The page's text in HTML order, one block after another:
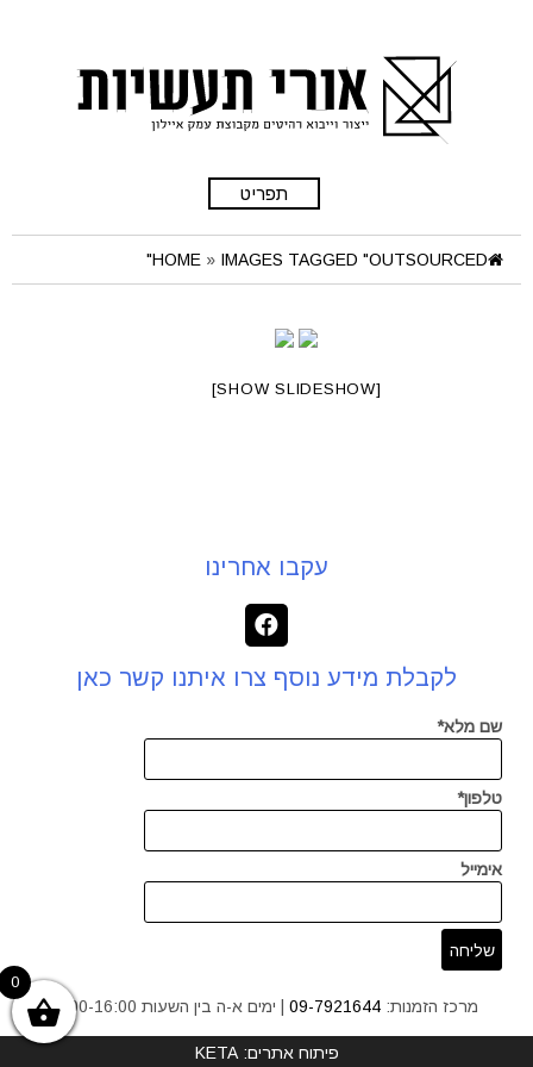
תפריט
HOME » IMAGES TAGGED "OUTSOURCED"
[SHOW SLIDESHOW]
עקבו אחרינו
לקבלת מידע נוסף צרו איתנו קשר כאן
שם מלא*
טלפון*
אימייל
מרכז הזמנות: 09-7921644 | ימים א-ה בין השעות 9:00-16:00
0
פיתוח אתרים: KETA